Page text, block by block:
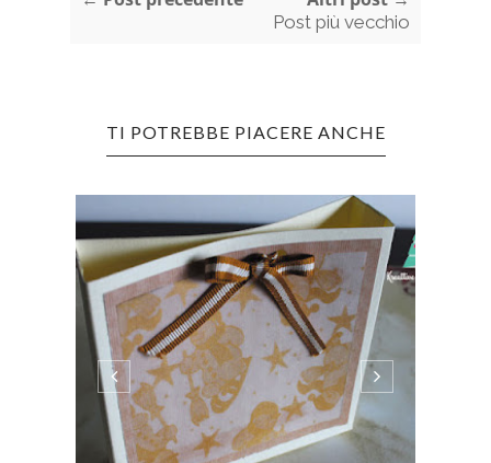
Post più vecchio
TI POTREBBE PIACERE ANCHE